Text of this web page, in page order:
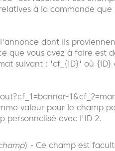
à la commande
dont ils
que vous avez à faire est
suivant : 'cf_{ID}' où {ID}
valeur pour le champ
personnalisé avec l'ID 2.
) - Ce champ est